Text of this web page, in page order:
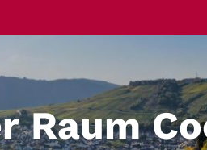
Raum